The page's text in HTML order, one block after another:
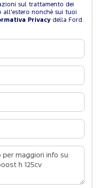
sul trattamento dei
all'estero nonchè sui tuoi
Privacydella Ford.